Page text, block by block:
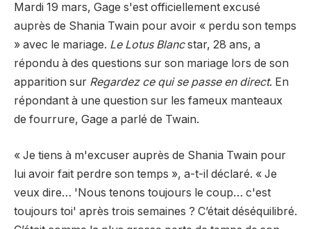
Mardi 19 mars, Gage s'est officiellement excusé
auprès de Shania Twain pour avoir « perdu son temps
» avec le mariage. Le Lotus Blancstar, 28 ans, a
répondu à des questions sur son mariage lors de son
apparition sur Regardez ce qui se passe en direct. En
répondant à une question sur les fameux manteaux
de fourrure, Gage a parlé de Twain.
« Je tiens à m'excuser auprès de Shania Twain pour
lui avoir fait perdre son temps », a-t-il déclaré. « Je
veux dire… 'Nous tenons toujours le coup… c'est
toujours toi' après trois semaines ? C’était déséquilibré.